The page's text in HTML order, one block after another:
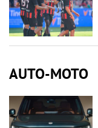
AUTO-MOTO